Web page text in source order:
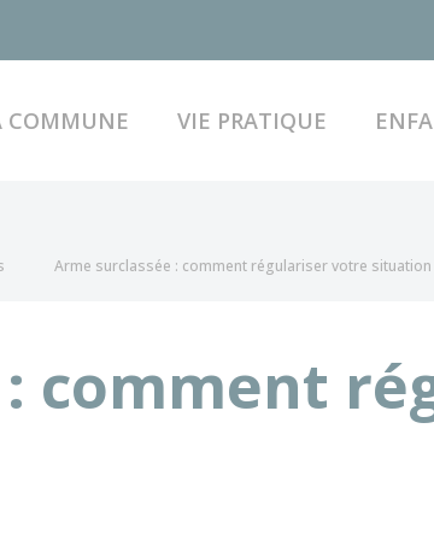
COMMUNE VIE PRATIQUE
Arme surclassée : comment régulariser votre situation
comment